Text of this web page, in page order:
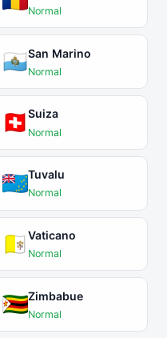
Normal
San Marino
Normal
Suiza
Normal
Tuvalu
Normal
Vaticano
Normal
Zimbabue
Normal